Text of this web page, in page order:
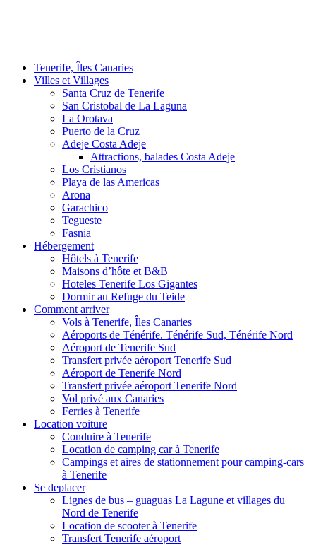
Tenerife, Îles Canaries
Villes et Villages
Santa Cruz de Tenerife
San Cristobal de La Laguna
La Orotava
Puerto de la Cruz
Adeje Costa Adeje
Attractions, balades Costa Adeje
Los Cristianos
Playa de las Americas
Arona
Garachico
Tegueste
Fasnia
Hébergement
Hôtels à Tenerife
Maisons d’hôte et B&B
Hoteles Tenerife Los Gigantes
Dormir au Refuge du Teide
Comment arriver
Vols à Tenerife, Îles Canaries
Aéroports de Ténérife. Ténérife Sud, Ténérife Nord
Aéroport de Tenerife Sud
Transfert privée aéroport Tenerife Sud
Aéroport de Tenerife Nord
Transfert privée aéroport Tenerife Nord
Vol privé aux Canaries
Ferries à Tenerife
Location voiture
Conduire à Tenerife
Location de camping car à Tenerife
Campings et aires de stationnement pour camping-cars
à Tenerife
Se deplacer
Lignes de bus – guaguas La Lagune et villages du
Nord de Tenerife
Location de scooter à Tenerife
Transfert Tenerife aéroport